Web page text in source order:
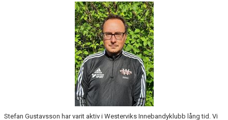
Stefan Gustavsson har varit aktiv i Westerviks Innebandyklubb lång tid. Vi